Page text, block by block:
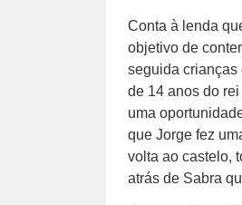
Conta à lenda
objetivo de
seguida crianças
de 14 anos do
uma
que Jorge fez
volta ao castelo,
atrás de Sabra